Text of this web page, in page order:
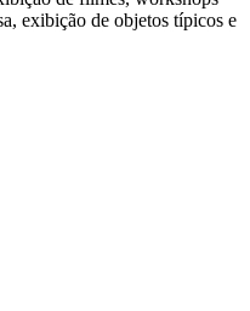
exibição de objetos típicos e